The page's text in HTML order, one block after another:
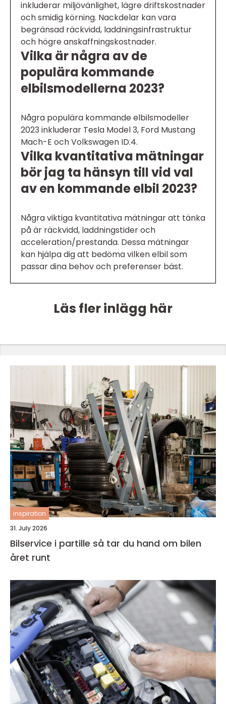
inkluderar miljövänlighet, lägre driftskostnader
och smidig körning. Nackdelar kan vara
begränsad räckvidd, laddningsinfrastruktur
och högre anskaffningskostnader.
Vilka är några av de
populära kommande
elbilsmodellerna 2023?
Några populära kommande elbilsmodeller
2023 inkluderar Tesla Model 3, Ford Mustang
Mach-E och Volkswagen ID.4.
Vilka kvantitativa mätningar
bör jag ta hänsyn till vid val
av en kommande elbil 2023?
Några viktiga kvantitativa mätningar att tänka
på är räckvidd, laddningstider och
acceleration/prestanda. Dessa mätningar
kan hjälpa dig att bedöma vilken elbil som
passar dina behov och preferenser bäst.
Läs fler inlägg här
inspiration
31. July 2026
Bilservice i partille så tar du hand om bilen
året runt